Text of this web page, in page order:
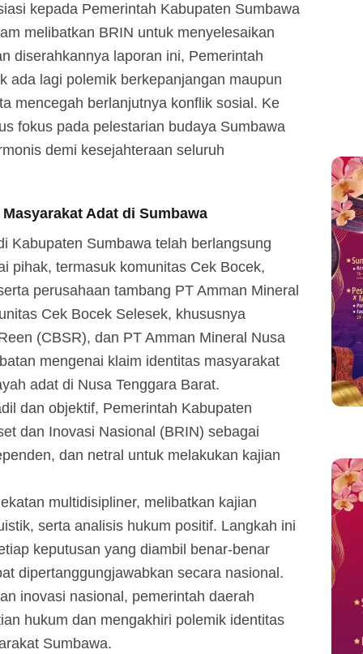
kepada Pemerintah Kabupaten Sumbawa
melibatkan BRIN untuk menyelesaikan
diserahkannya laporan ini, Pemerintah
ada lagi polemik berkepanjangan maupun
mencegah berlanjutnya konflik sosial. Ke
fokus pada pelestarian budaya Sumbawa
demi kesejahteraan seluruh
Adat di Sumbawa
Kabupaten Sumbawa telah berlangsung
pihak, termasuk komunitas Cek Bocek,
perusahaan tambang PT Amman Mineral
Cek Bocek Selesek, khususnya
(CBSR), dan PT Amman Mineral Nusa
mengenai klaim identitas masyarakat
adat di Nusa Tenggara Barat.
dan objektif, Pemerintah Kabupaten
dan Inovasi Nasional (BRIN) sebagai
dan netral untuk melakukan kajian
multidisipliner, melibatkan kajian
serta analisis hukum positif. Langkah ini
keputusan yang diambil benar-benar
dipertanggungjawabkan secara nasional.
inovasi nasional, pemerintah daerah
hukum dan mengakhiri polemik identitas
Sumbawa.